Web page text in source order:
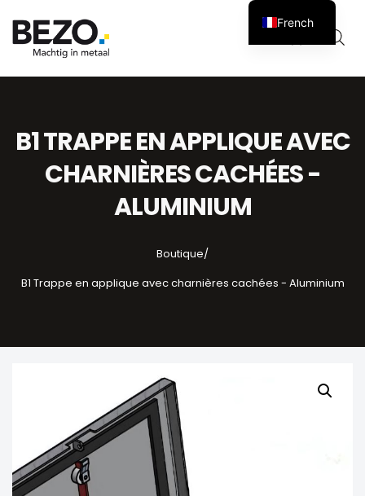
Panier
0
B1 TRAPPE EN APPLIQUE AVEC
CHARNIÈRES CACHÉES -
ALUMINIUM
Boutique/
B1 Trappe en applique avec charnières cachées - Aluminium
French